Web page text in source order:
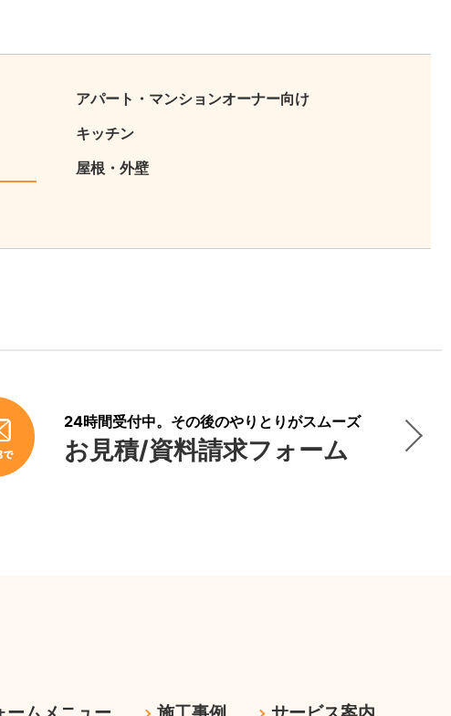
アパート・マンションオーナー向け
キッチン
屋根・外壁
24時間受付中。その後のやりとりがスムーズ
お見積/資料請求フォーム